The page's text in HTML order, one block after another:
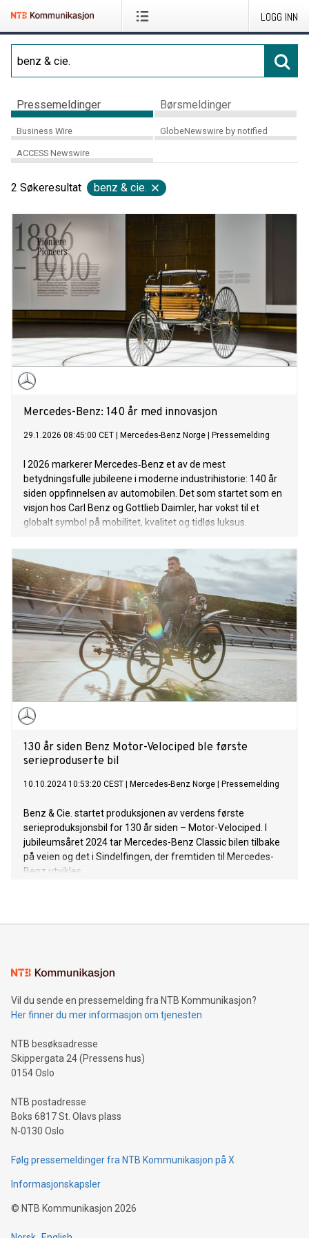
LOGG INN
Pressemeldinger Børsmeldinger
Business Wire GlobeNewswire by notified
ACCESS Newswire
2 Søkeresultat benz & cie.
Mercedes-Benz: 140 år med innovasjon
29.1.2026 08:45:00 CET Mercedes-Benz Norge Pressemelding
I 2026 markerer Mercedes‑Benz et av de mest
betydningsfulle jubileene i moderne industrihistorie: 140 år
siden oppfinnelsen av automobilen. Det som startet som en
visjon hos Carl Benz og Gottlieb Daimler, har vokst til et
globalt symbol på mobilitet, kvalitet og tidløs luksus.
130 år siden Benz Motor-Velociped ble første
serieproduserte bil
10.10.2024 10:53:20 CEST Mercedes-Benz Norge Pressemelding
Benz & Cie. startet produksjonen av verdens første
serieproduksjonsbil for 130 år siden – Motor-Velociped. I
jubileumsåret 2024 tar Mercedes-Benz Classic bilen tilbake
på veien og det i Sindelfingen, der fremtiden til Mercedes-
Benz utvikles.
Vil du sende en pressemelding fra NTB Kommunikasjon?
Her finner du mer informasjon om tjenesten
NTB besøksadresse
Skippergata 24 (Pressens hus)
0154 Oslo
NTB postadresse
Boks 6817 St. Olavs plass
N-0130 Oslo
Følg pressemeldinger fra NTB Kommunikasjon på X
Informasjonskapsler
© NTB Kommunikasjon 2026